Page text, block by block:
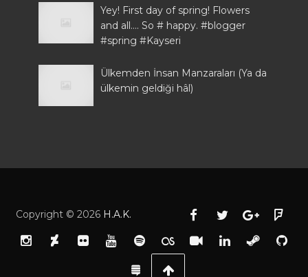
Yey! First day of spring! Flowers
and all.... So # happy. #blogger
#spring #Kayseri
Ülkemden İnsan Manzaraları (Ya da
ülkemin geldiği hâl)
Copyright ©2026 H.A.K.